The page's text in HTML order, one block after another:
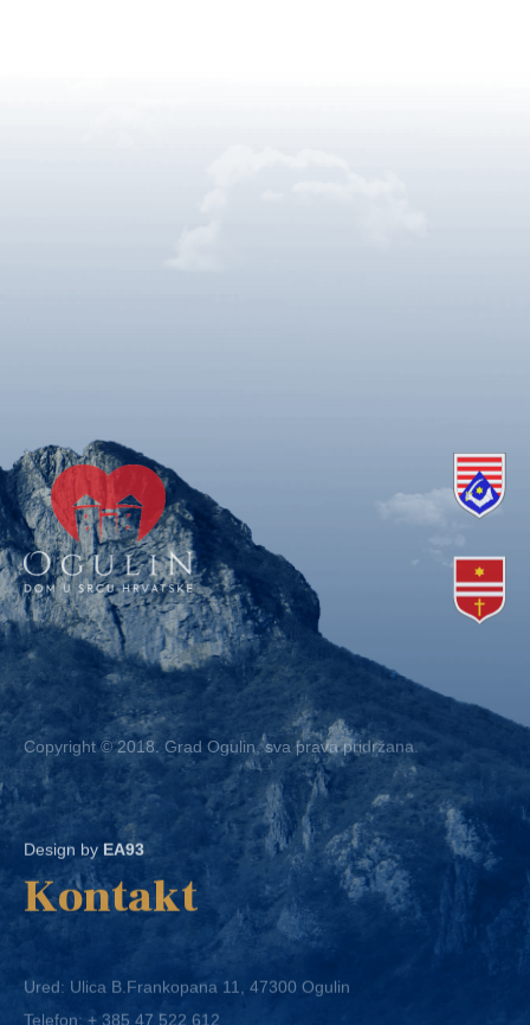
Copyright © 2018. Grad Ogulin, sva prava pridržana.
Design byEA93
Kontakt
Ured: Ulica B.Frankopana 11, 47300 Ogulin
Telefon:+ 385 47 522 612